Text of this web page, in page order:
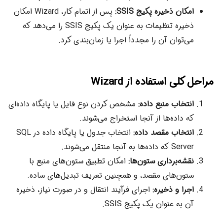
امکان ذخیره پکیج SSIS:
پس از اتمام کار، Wizard امکان
ذخیره تنظیمات به عنوان یک پکیج SSIS را می‌دهد که
می‌توان آن را مجدداً اجرا یا زمان‌بندی کرد.
مراحل کلی استفاده از Wizard
انتخاب منبع داده: مشخص کردن نوع فایل یا پایگاه داده‌ای
که داده‌ها از آنجا استخراج می‌شوند.
انتخاب مقصد داده:
انتخاب جدول یا پایگاه داده در SQL
Server که داده‌ها به آنجا منتقل می‌شوند.
نقشه‌برداری ستون‌ها: امکان تطبیق ستون‌های منبع با
ستون‌های مقصد، و همچنین تعریف تبدیل‌های ساده.
اجرا و ذخیره: اجرای فرآیند انتقال و در صورت نیاز، ذخیره
آن به عنوان یک پکیج SSIS.